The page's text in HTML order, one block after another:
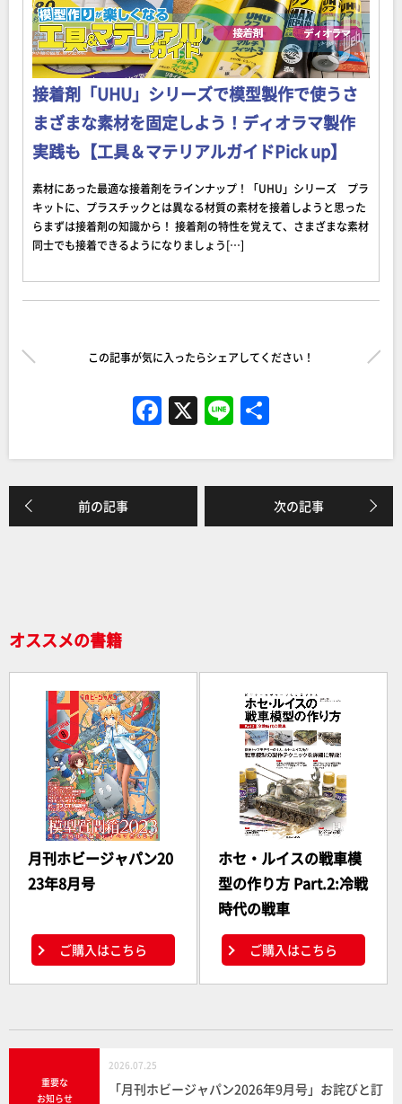
接着剤「UHU」シリーズで模型製作で使うさ
まざまな素材を固定しよう！ディオラマ製作
実践も【工具＆マテリアルガイドPick up】
素材にあった最適な接着剤をラインナップ！「UHU」シリーズ プラ
キットに、プラスチックとは異なる材質の素材を接着しようと思った
らまずは接着剤の知識から！ 接着剤の特性を覚えて、さまざまな素材
同士でも接着できるようになりましょう[…]
この記事が気に入ったらシェアしてください！
F
c
e
b
X Li
e
前の記事 次の記事
オススメの書籍
月刊ホビージャパン20
23年8月号
ご購入はこちら
ホセ・ルイスの戦車模
型の作り方 Part.2:冷戦
時代の戦車
ご購入はこちら
重要な
お知らせ
2026.07.25
「月刊ホビージャパン2026年9月号」お詫びと訂